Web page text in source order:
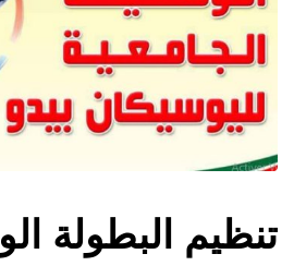
تنظيم البطولة